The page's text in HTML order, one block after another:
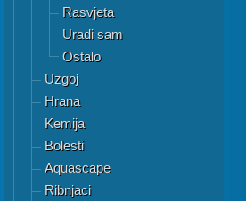
Rasvjeta
Uradi sam
Ostalo
Uzgoj
Hrana
Kemija
Bolesti
Aquascape
Ribnjaci